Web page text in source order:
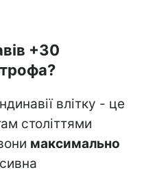
+30
влітку - це
століттями
максимально